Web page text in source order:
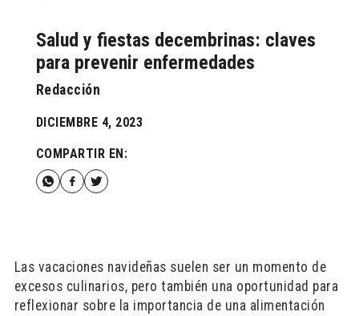
Salud y fiestas decembrinas: claves
para prevenir enfermedades
Redacción
DICIEMBRE 4, 2023
COMPARTIR EN:
Las vacaciones navideñas suelen ser un momento de
excesos culinarios, pero también una oportunidad para
reflexionar sobre la importancia de una alimentación